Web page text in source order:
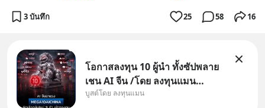
3 บันทึก 25 58 16
โอกาสลงทุน 10 ผู้นำ ทั้งซัปพลาย
เชน AI จีน /โดย ลงทุนแมน
✅ลงทุนตรง คัด 10 ผู้นำเน้น ๆ ใน
บูสต์โดย ลงทุนแมน